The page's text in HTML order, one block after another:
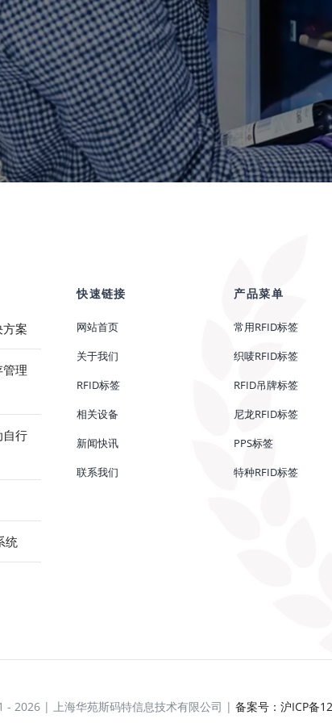
方案
管理
自行
统
快速链接
网站首页
关于我们
RFID标签
相关设备
新闻快讯
联系我们
产品菜单
常用RFID标签
织唛RFID标签
RFID吊牌标签
尼龙RFID标签
PPS标签
特种RFID标签
2026 | 上海华苑斯码特信息技术有限公司 | 备案号：沪ICP备